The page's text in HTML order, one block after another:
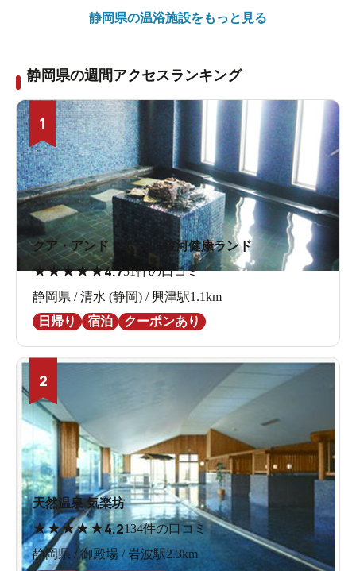
静岡県の温浴施設をもっと見る
静岡県の週間アクセスランキング
1
クア・アンド・ホテル 駿河健康ランド
★★★★★4.751件の口コミ
静岡県 / 清水 (静岡) / 興津駅1.1km
日帰り
宿泊 クーポンあり
2
天然温泉 気楽坊
★★★★★4.2134件の口コミ
静岡県 / 御殿場 / 岩波駅2.3km